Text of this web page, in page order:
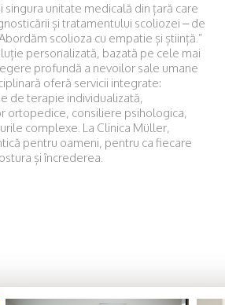
unitate medicală din țară care
și tratamentului scoliozei – de
scolioza cu empatie și știință.”
personalizată, bazată pe cele mai
profundă a nevoilor sale umane
oferă servicii integrate:
de terapie individualizată,
ortopedice, consiliere psihologica,
complexe. La Clinica Müller,
pentru oameni, pentru ca fiecare
și încrederea.